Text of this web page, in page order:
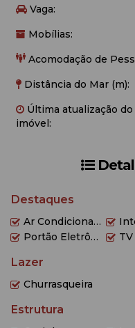
utensílios de praia
responsabilizamos por
Vaga:
Mobílias:
Acomodação de
Distância do Mar (m):
Última atualização do
imóvel:
Destaques
Ar Condicionado
Portão Eletrônico
Lazer
Churrasqueira
Estrutura